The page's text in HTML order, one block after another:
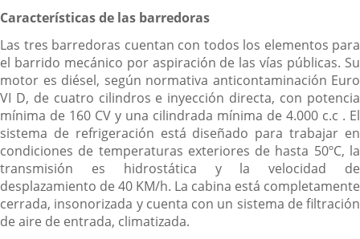
Características de las barredoras
Las tres barredoras cuentan con todos los elementos para
el barrido mecánico por aspiración de las vías públicas. Su
motor es diésel, según normativa anticontaminación Euro
VI D, de cuatro cilindros e inyección directa, con potencia
mínima de 160 CV y una cilindrada mínima de 4.000 c.c . El
sistema de refrigeración está diseñado para trabajar en
condiciones de temperaturas exteriores de hasta 50ºC, la
transmisión es hidrostática y la velocidad de
desplazamiento de 40 KM/h. La cabina está completamente
cerrada, insonorizada y cuenta con un sistema de filtración
de aire de entrada, climatizada.